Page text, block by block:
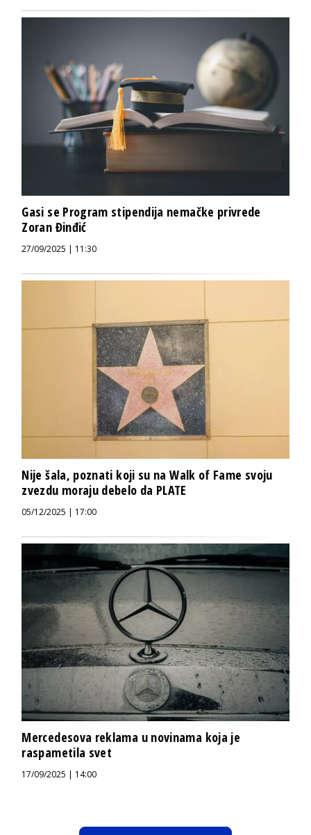
Gasi se Program stipendija nemačke privrede
Zoran Đinđić
27/09/2025 | 11:30
Nije šala, poznati koji su na Walk of Fame svoju
zvezdu moraju debelo da PLATE
05/12/2025 | 17:00
Mercedesova reklama u novinama koja je
raspametila svet
17/09/2025 | 14:00